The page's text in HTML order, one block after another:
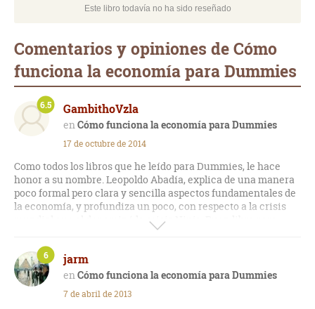
Este libro todavía no ha sido reseñado
Comentarios y opiniones de Cómo
funciona la economía para Dummies
GambithoVzla
Cómo funciona la economía para Dummies
6.5
17 de octubre de 2014
Como todos los libros que he leído para Dummies, le hace
honor a su nombre. Leopoldo Abadía, explica de una manera
poco formal pero clara y sencilla aspectos fundamentales de
la economía, y profundiza un poco, con respecto a la crisis
mundial que el denominó la crisis Ninja. Buen libro para
aprender sobre economía básica.
jarm
Cómo funciona la economía para Dummies
6
7 de abril de 2013